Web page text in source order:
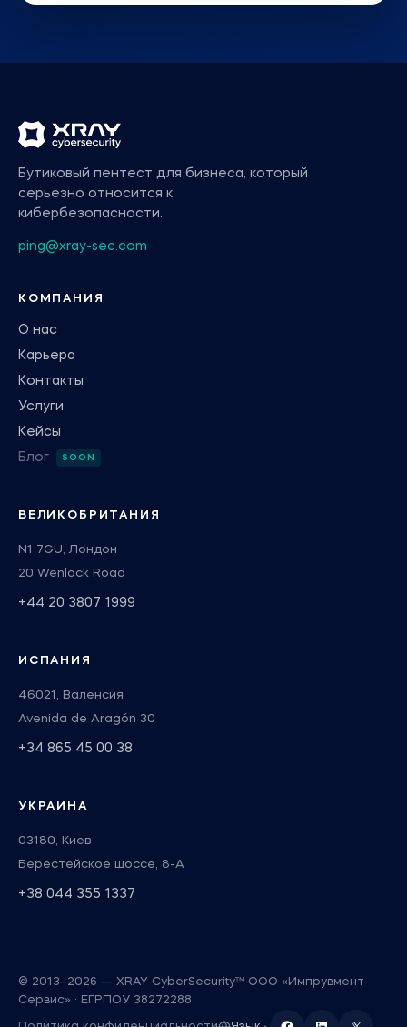
Бутиковый пентест для бизнеса, который
серьезно относится к
кибербезопасности.
ping@xray-sec.com
КОМПАНИЯ
О нас
Карьера
Контакты
Услуги
Кейсы
Блог
ВЕЛИКОБРИТАНИЯ
N1 7GU, Лондон
20 Wenlock Road
+44 20 3807 1999
ИСПАНИЯ
46021, Валенсия
Avenida de Aragón 30
+34 865 45 00 38
УКРАИНА
03180, Киев
Берестейское шоссе, 8-А
+38 044 355 1337
© 2013–2026 — XRAY CyberSecurity™ ООО «Импрувмент
Сервис» · ЕГРПОУ 38272288